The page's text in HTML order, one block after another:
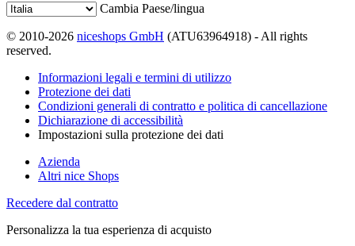
Cambia Paese/lingua
© 2010-2026 niceshops GmbH (ATU63964918) - All rights
reserved.
Informazioni legali e termini di utilizzo
Protezione dei dati
Condizioni generali di contratto e politica di cancellazione
Dichiarazione di accessibilità
Impostazioni sulla protezione dei dati
Azienda
Altri nice Shops
Recedere dal contratto
Personalizza la tua esperienza di acquisto